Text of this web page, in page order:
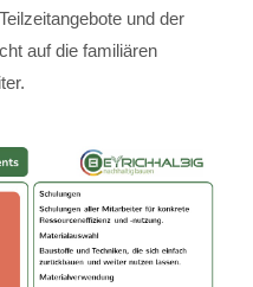
und der
auf die familiären